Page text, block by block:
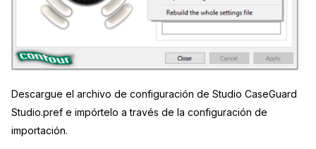
Descargue el archivo de configuración de Studio CaseGuard
Studio.pref e impórtelo a través de la configuración de
importación.